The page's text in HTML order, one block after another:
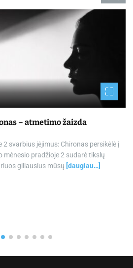
– atmetimo žaizda
svarbius įėjimus: Chironas persikėlė į
mėnesio pradžioje 2 sudarė tikslų
giliausius mūsų [daugiau…]